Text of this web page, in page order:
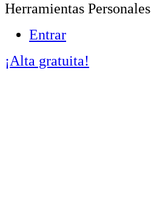
Herramientas Personales
Entrar
¡Alta gratuita!